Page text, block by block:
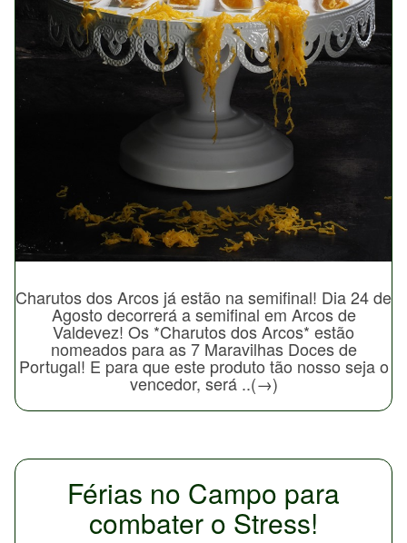
Charutos dos Arcos já estão na semifinal! Dia 24 de
Agosto decorrerá a semifinal em Arcos de
Valdevez! Os *Charutos dos Arcos* estão
nomeados para as 7 Maravilhas Doces de
Portugal! E para que este produto tão nosso seja o
vencedor, será ..(→)
Férias no Campo para
combater o Stress!